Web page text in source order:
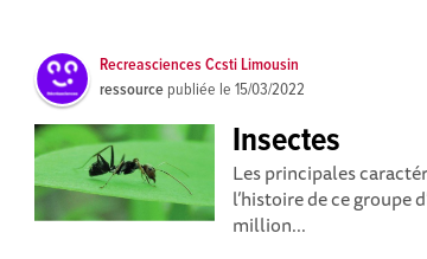
Recreasciences Ccsti Limousin
ressource publiée le15/03/2022
Insectes
Les principales
l’histoire de ce groupe
million...